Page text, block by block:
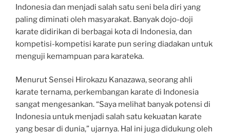
Indonesia dan menjadi salah satu seni bela diri yang
paling diminati oleh masyarakat. Banyak dojo-doji
karate didirikan di berbagai kota di Indonesia, dan
kompetisi-kompetisi karate pun sering diadakan untuk
menguji kemampuan para karateka.
Menurut Sensei Hirokazu Kanazawa, seorang ahli
karate ternama, perkembangan karate di Indonesia
sangat mengesankan. “Saya melihat banyak potensi di
Indonesia untuk menjadi salah satu kekuatan karate
yang besar di dunia,” ujarnya. Hal ini juga didukung oleh